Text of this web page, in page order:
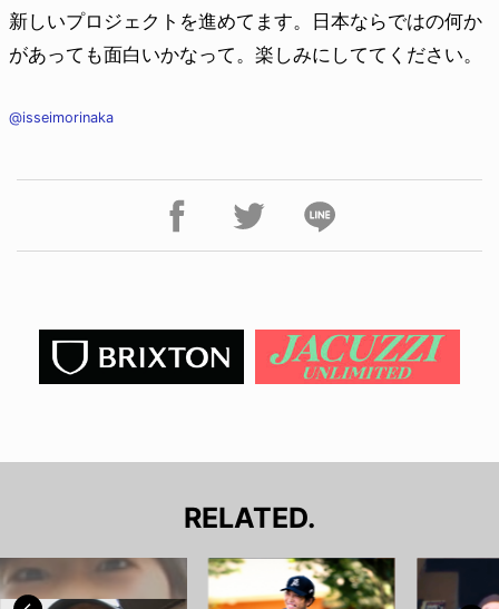
新しいプロジェクトを進めてます。日本ならではの何か
があっても面白いかなって。楽しみにしててください。
@isseimorinaka
RELATED.